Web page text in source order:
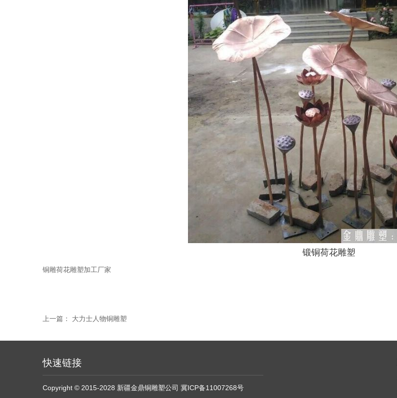
锻铜荷花雕塑
铜雕荷花雕塑加工厂家
上一篇： 大力士人物铜雕塑
快速链接
Copyright © 2015-2028 新疆金鼎铜雕塑公司 冀ICP备11007268号